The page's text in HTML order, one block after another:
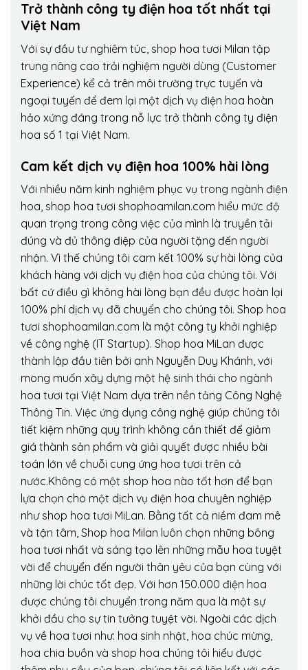
Trở thành công ty điện hoa tốt nhất tại
Việt Nam
Với sự đầu tư nghiêm túc, shop hoa tươi Milan tập
trung nâng cao trải nghiệm người dùng (Customer
Experience) kể cả trên môi trường trực tuyến và
ngoại tuyến để đem lại một dịch vụ điện hoa hoàn
hảo xứng đáng trong nỗ lực trở thành công ty điện
hoa số 1 tại Việt Nam.
Cam kết dịch vụ điện hoa 100% hài lòng
Với nhiều năm kinh nghiệm phục vụ trong ngành điện
hoa, shop hoa tươi shophoamilan.com hiểu mức độ
quan trọng trong công việc của mình là truyền tải
đúng và đủ thông điệp của người tặng đến người
nhận. Vì thế chúng tôi cam kết 100% sự hài lòng của
khách hàng với dịch vụ điện hoa của chúng tôi. Với
bất cứ điều gì không hài lòng bạn đều được hoàn lại
100% phí dịch vụ đã chuyển cho chúng tôi. Shop hoa
tươi shophoamilan.com là một công ty khởi nghiệp
về công nghệ (IT Startup). Shop hoa MiLan được
thành lập đầu tiên bởi anh Nguyễn Duy Khánh, với
mong muốn xây dựng một hệ sinh thái cho ngành
hoa tươi tại Việt Nam dựa trên nền tảng Công Nghệ
Thông Tin. Việc ứng dụng công nghệ giúp chúng tôi
tiết kiệm những quy trình không cần thiết để giảm
giá thành sản phẩm và giải quyết được nhiều bài
toán lớn về chuỗi cung ứng hoa tươi trên cả
nước.Không có một shop hoa nào tốt hơn để bạn
lựa chọn cho một dịch vụ điện hoa chuyên nghiệp
như shop hoa tươi MiLan. Bằng tất cả niềm đam mê
và tận tâm, Shop hoa Milan luôn chọn những bông
hoa tươi nhất và sáng tạo lên những mẫu hoa tuyệt
vời để chuyển đến người thân yêu của bạn cùng với
những lời chúc tốt đẹp. Với hơn 150.000 điện hoa
được chúng tôi chuyển trong năm qua là một sự
khởi đầu cho sự tin tưởng tuyệt vời. Ngoài các dịch
vụ về hoa tươi như: hoa sinh nhật, hoa chúc mừng,
hoa chia buồn và shop hoa chúng tôi hiểu được